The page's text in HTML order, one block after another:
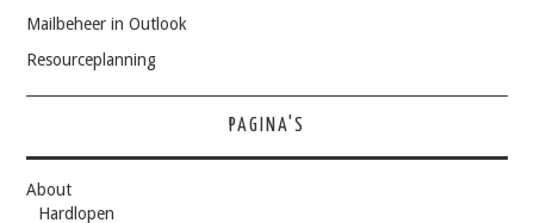
Mailbeheer in Outlook
Resourceplanning
PAGINA'S
About
Hardlopen